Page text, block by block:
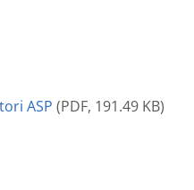
ASP (PDF, 191.49 KB)